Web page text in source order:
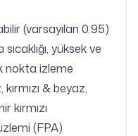
(varsayılan 0.95)
yüksek ve
nokta izleme
& beyaz,
kırmızı
(FPA)